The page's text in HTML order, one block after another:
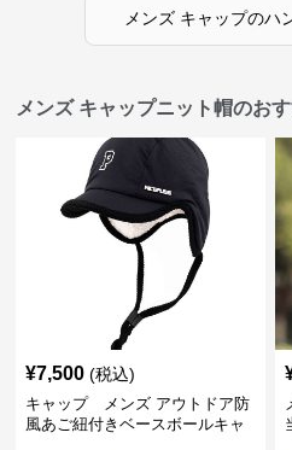
メンズ キャップのハ
メンズ キャップニット帽のお
¥7,500 (税込)
キャップ メンズ アウトドア防
風あご紐付きベースボールキャ